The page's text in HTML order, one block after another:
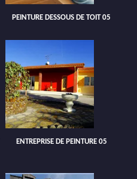
PEINTURE DESSOUS DE TOIT 05
ENTREPRISE DE PEINTURE 05